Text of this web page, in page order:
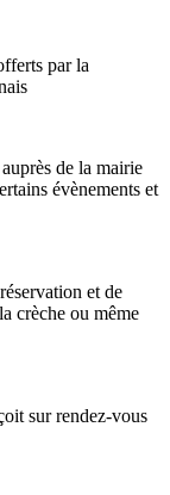
par la
de la mairie
évènements et
et de
crèche ou même
sur rendez-vous